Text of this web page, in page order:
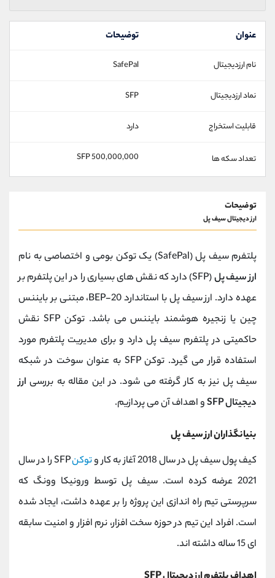
عنوان توضیحات
نام ارزدیجیتال SafePal
نماد ارزدیجیتال SFP
قابلیت استخراج دارد
تعداد سکه ها 500,000,000 SFP
توضیحات
ارز دیجیتال سیف پل
پلتفرم سیف پل (SafePal) یک توکن بومی و اختصاصی به نام
ارز سیف پل
(SFP) دارد که نقش های بسیاری را در این پلتفرم بر
عهده دارد. ارز سیف پل با استاندارد BEP-20، مبتنی بر بایننس
چین یا زنجیره هوشمند بایننس می باشد. توکن SFP نقش
حاکمیتی در پلتفرم سیف پل دارد و برای مدیریت پلتفرم مورد
استفاده قرار می گیرد. توکن SFP به عنوان سوخت در شبکه
سیف پل نیز به کار گرفته می شود. در این مقاله به بررسی ارز
دیجیتال SFP
و اهداف آن می پردازیم.
بنیانگذاران ارز سیف پل
کیف پول سیف پل در سال 2018 آغاز به کار و
توکن
SFP را در سال
2021 عرضه کرده است. سیف پل توسط ورونیکا وونگ که
سرپرستی تیم راه اندازی این پروژه را بر عهده داشت، ایجاد شده
است. افراد این تیم در حوزه سخت افزار، نرم افزار و امنیت سابقه
ای 15 ساله داشته اند.